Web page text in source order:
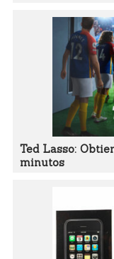
Ted Lasso:
minutos